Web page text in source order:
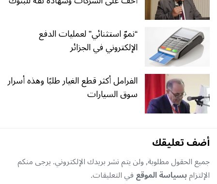
“نموّ استثنائي” لعمليات الدفع
الإلكتروني في الجزائر
الفرامل أكثر قطع الغيار طلبًا وهذه أسرار
سوق السيارات
أضف تعليقك
جميع الحقول مطلوبة, ولن يتم نشر بريدك الإلكتروني. يرجى منكم
الإلتزامبسياسة الموقعفي التعليقات.